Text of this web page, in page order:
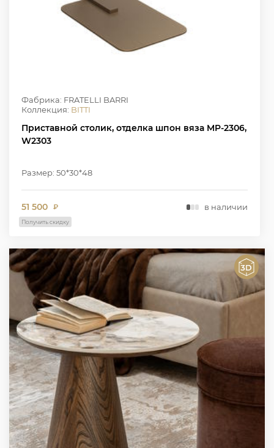
Фабрика: FRATELLI BARRI
Коллекция: BITTI
Приставной столик, отделка шпон вяза MP-2306,
W2303
Размер: 50*30*48
51 500 ₽ в наличии
Получить скидку